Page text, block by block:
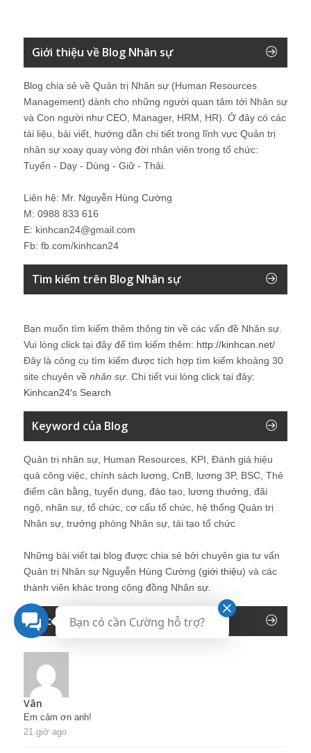
Giới thiệu về Blog Nhân sự
Blog chia sẻ về Quản trị Nhân sự (Human Resources
Management) dành cho những người quan tâm tới Nhân sự
và Con người như CEO, Manager, HRM, HR). Ở đây có các
tài liệu, bài viết, hướng dẫn chi tiết trong lĩnh vực Quản trị
nhân sự xoay quay vòng đời nhân viên trong tổ chức:
Tuyển - Dạy - Dùng - Giữ - Thải.
Liên hệ: Mr. Nguyễn Hùng Cường
M: 0988 833 616
E: kinhcan24@gmail.com
Fb: fb.com/kinhcan24
Tìm kiếm trên Blog Nhân sự
Bạn muốn tìm kiếm thêm thông tin về các vấn đề Nhân sự
Vui lòng click tại đây để tìm kiếm thêm: http://kinhcan.net/
Đây là công cụ tìm kiếm được tích hợp tìm kiếm khoảng 30
site chuyên về nhân sự. Chi tiết vui lòng click tại đây:
Kinhcan24′s Search
Keyword của Blog
Quản trị nhân sự, Human Resources, KPI, Đánh giá hiệu
quả công việc, chính sách lương, CnB, lương 3P, BSC, Thẻ
điểm cân bằng, tuyển dụng, đào tạo, lương thưởng, đãi
ngộ, nhân sự, tổ chức, cơ cấu tổ chức, hệ thống Quản trị
Nhân sự, trưởng phòng Nhân sự, tái tạo tổ chức
Những bài viết tại blog được chia sẻ bởi chuyên gia tư vấn
Quản trị Nhân sự Nguyễn Hùng Cường (giới thiệu) và các
thành viên khác trong cộng đồng Nhân sự.
Recent Comments
Vân
Em cảm ơn anh!
21 giờ ago
Bạn có cần Cường hỗ trợ?